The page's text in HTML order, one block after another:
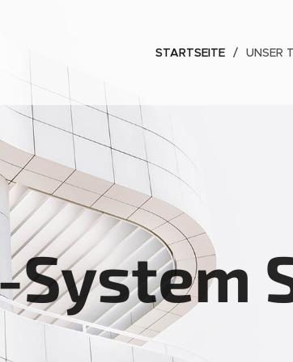
STARTSEITE UNSER
System